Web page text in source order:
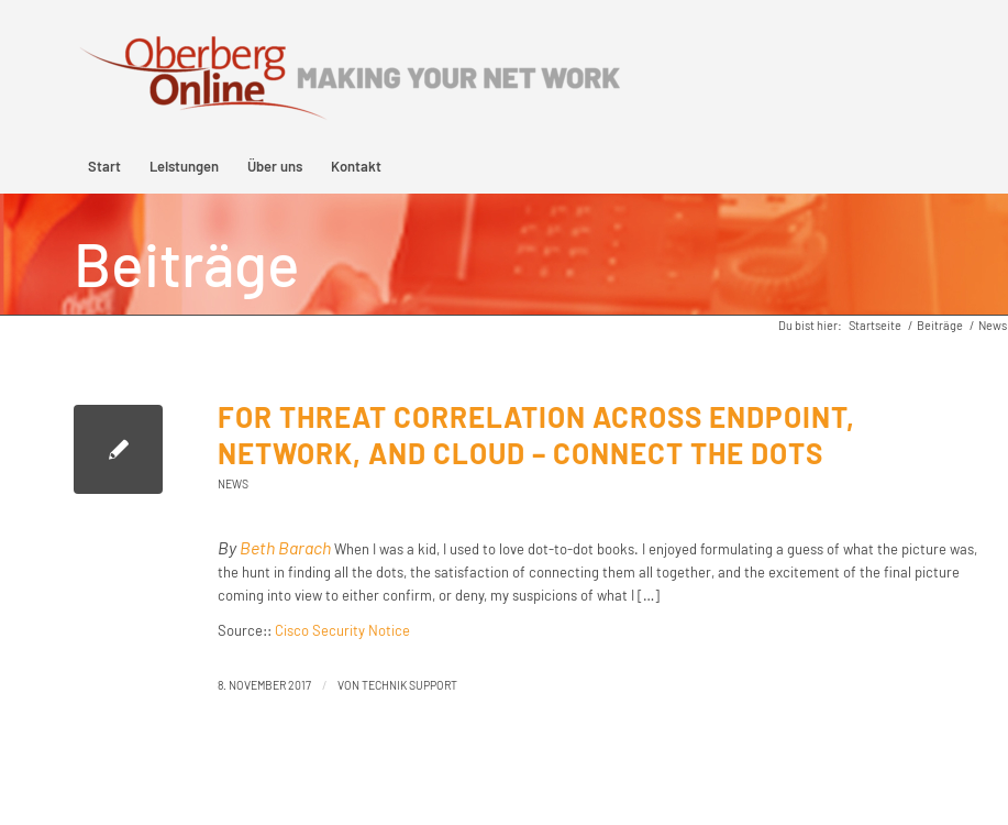
Start Leistungen Über uns Kontakt
Beiträge
Du bist hier: Startseite / Beiträge / News
FOR THREAT CORRELATION ACROSS ENDPOINT,
NETWORK, AND CLOUD – CONNECT THE DOTS
NEWS
ByBeth BarachWhen I was a kid, I used to love dot-to-dot books. I enjoyed formulating a guess of what the picture was,
the hunt in finding all the dots, the satisfaction of connecting them all together, and the excitement of the final picture
coming into view to either confirm, or deny, my suspicions of what I […]
Source:: Cisco Security Notice
8. NOVEMBER 2017 / VON TECHNIK SUPPORT